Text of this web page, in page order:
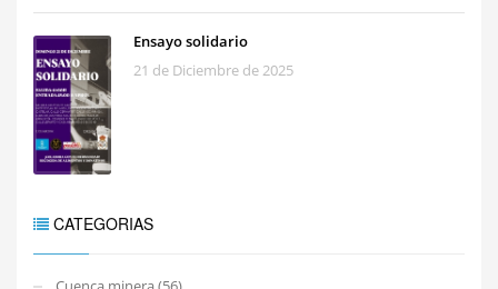
Ensayo solidario
21 de Diciembre de 2025
CATEGORIAS